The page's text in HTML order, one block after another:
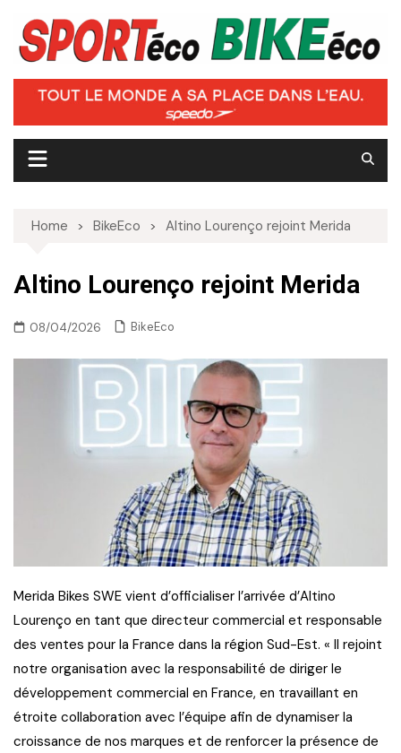
content
Home BikeEco Altino Lourenço rejoint Merida
Altino Lourenço rejoint Merida
08/04/2026 BikeEco
Merida Bikes SWE vient d’officialiser l’arrivée d’Altino
Lourenço en tant que directeur commercial et responsable
des ventes pour la France dans la région Sud-Est. « Il rejoint
notre organisation avec la responsabilité de diriger le
développement commercial en France, en travaillant en
étroite collaboration avec l’équipe afin de dynamiser la
croissance de nos marques et de renforcer la présence de